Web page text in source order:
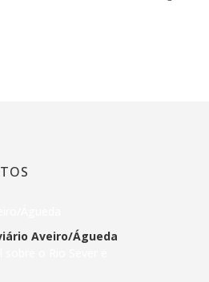
Aveiro/Águeda